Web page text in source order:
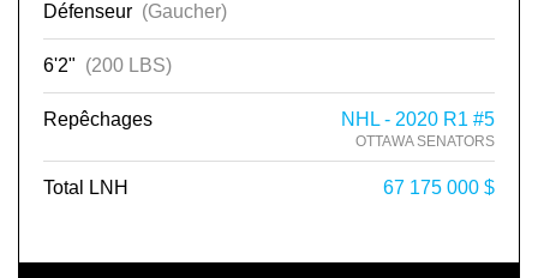
Défenseur (Gaucher)
6'2" (200 LBS)
Repêchages NHL - 2020 R1 #5
OTTAWA SENATORS
Total LNH 67 175 000 $